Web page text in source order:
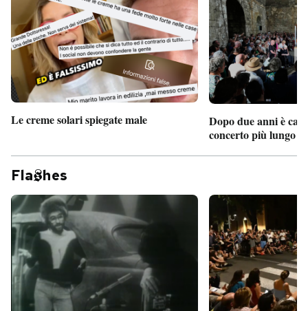
Le creme solari spiegate male
Dopo due anni è
concerto più lungo
Fla hes